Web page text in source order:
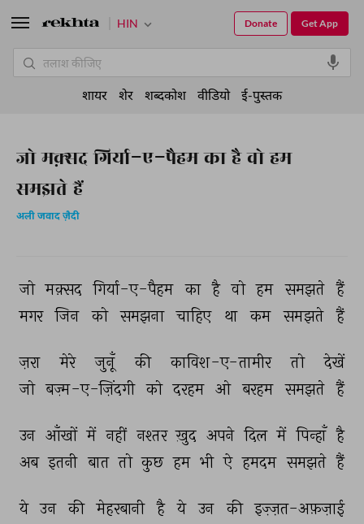
जो मक़्सद गिर्या-ए-पैहम का है वो हम
समझते हैं
अली जवाद ज़ैदी
जो मक़्सद गिर्या-ए-पैहम का है वो हम समझते हैं
मगर जिन को समझना चाहिए था कम समझते हैं
ज़रा मेरे जुनूँ की काविश-ए-तामीर तो
देखें
जो बज़्म-ए-ज़िंदगी को दरहम ओ बरहम समझते हैं
उन आँखों में नहीं नश्तर ख़ुद अपने दिल में पिन्हाँ है
अब इतनी बात तो कुछ हम भी ऐ हमदम समझते हैं
ये उन की मेहरबानी है ये उन की इज़्ज़त-अफ़ज़ाई
HIN Get App
Donate
शायर शेर शब्दकोश वीडियो ई-पुस्तक